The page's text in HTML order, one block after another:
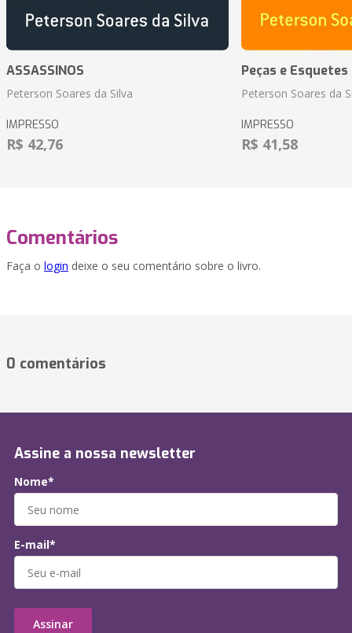
ASSASSINOS
Peterson Soares da Silva
IMPRESSO
R$ 42,76
Peças e
Peterson Soares da
IMPRESSO
R$ 41,58
Comentários
Faça o login deixe o seu comentário sobre o livro.
0 comentários
Assine a nossa newsletter
Nome*
E-mail*
Assinar